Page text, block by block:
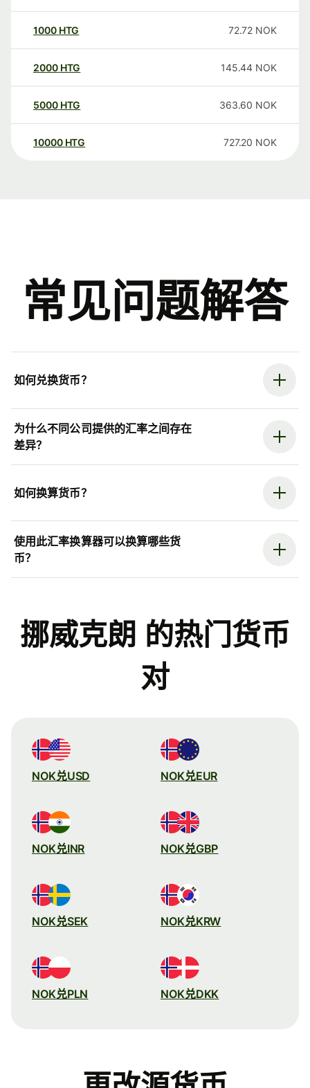
1000 HTG 72.72 NOK
2000 HTG 145.44 NOK
5000 HTG 363.60 NOK
10000 HTG 727.20 NOK
常见问题解答
如何兑换货币？
为什么不同公司提供的汇率之间存在
差异？
如何换算货币？
使用此汇率换算器可以换算哪些货
币？
挪威克朗 的热门货币
对
NOK兑USD NOK兑EUR
NOK兑INR NOK兑GBP
NOK兑SEK NOK兑KRW
NOK兑PLN NOK兑DKK